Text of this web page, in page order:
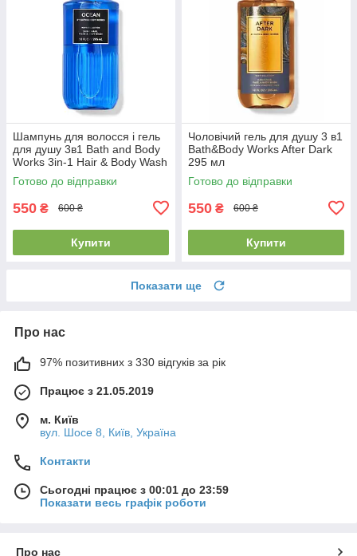
Шампунь для волосся і гель
для душу 3в1 Bath and Body
Works 3in-1 Hair & Body Wash
Ocean
Готово до відправки
550 ₴ 600 ₴
Купити
Чоловічий гель для душу 3 в1
Bath&Body Works After Dark
295 мл
Готово до відправки
550 ₴ 600 ₴
Купити
Показати ще
Про нас
97% позитивних з 330 відгуків за рік
Працює з 21.05.2019
м. Київ
вул. Шосе 8, Київ, Україна
Контакти
Сьогодні працює з 00:01 до 23:59
Показати весь графік роботи
Про нас